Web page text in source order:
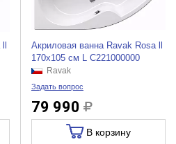
Акриловая ванна Ravak Rosa ll
170x105 см L C221000000
Ravak
Задать вопрос
79 990
В корзину